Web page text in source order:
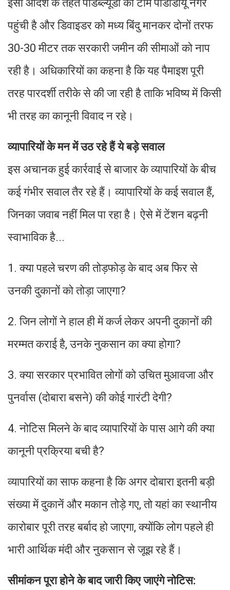
इसी आदेश के तहत पीडब्ल्यूडी की टीम पीडीडीयू नगर
पहुंची है और डिवाइडर को मध्य बिंदु मानकर दोनों तरफ
30-30 मीटर तक सरकारी जमीन की सीमाओं को नाप
रही है। अधिकारियों का कहना है कि यह पैमाइश पूरी
तरह पारदर्शी तरीके से की जा रही है ताकि भविष्य में किसी
भी तरह का कानूनी विवाद न रहे।
व्यापारियों के मन में उठ रहे हैं ये बड़े सवाल
इस अचानक हुई कार्रवाई से बाजार के व्यापारियों के बीच
कई गंभीर सवाल तैर रहे हैं। व्यापारियों के कई सवाल हैं,
जिनका जवाब नहीं मिल पा रहा है। ऐसे में टेंशन बढ़नी
स्वाभाविक है...
1. क्या पहले चरण की तोड़फोड़ के बाद अब फिर से
उनकी दुकानों को तोड़ा जाएगा?
2. जिन लोगों ने हाल ही में कर्ज लेकर अपनी दुकानों की
मरम्मत कराई है, उनके नुकसान का क्या होगा?
3. क्या सरकार प्रभावित लोगों को उचित मुआवजा और
पुनर्वास (दोबारा बसने) की कोई गारंटी देगी?
4. नोटिस मिलने के बाद व्यापारियों के पास आगे की क्या
कानूनी प्रक्रिया बची है?
व्यापारियों का साफ कहना है कि अगर दोबारा इतनी बड़ी
संख्या में दुकानें और मकान तोड़े गए, तो यहां का स्थानीय
कारोबार पूरी तरह बर्बाद हो जाएगा, क्योंकि लोग पहले ही
भारी आर्थिक मंदी और नुकसान से जूझ रहे हैं।
सीमांकन पूरा होने के बाद जारी किए जाएंगे नोटिस: